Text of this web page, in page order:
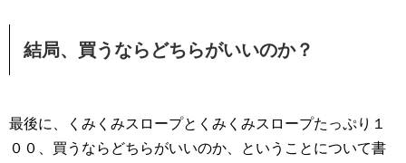
結局、買うならどちらがいいのか？
最後に、くみくみスロープとくみくみスロープたっぷり１
００、買うならどちらがいいのか、ということについて書